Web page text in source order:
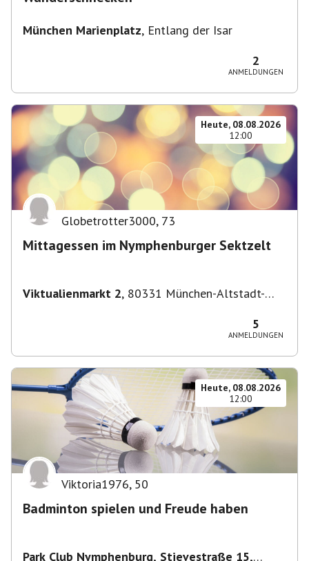
München Marienplatz, Entlang der Isar
2
ANMELDUNGEN
Heute, 08.08.2026
12:00
Globetrotter3000, 73
Mittagessen im Nymphenburger Sektzelt
Viktualienmarkt 2, 80331 München-Altstadt-
5
ANMELDUNGEN
Heute, 08.08.2026
12:00
Viktoria1976, 50
Badminton spielen und Freude haben
Park Club Nymphenburg, Stievestraße 15,